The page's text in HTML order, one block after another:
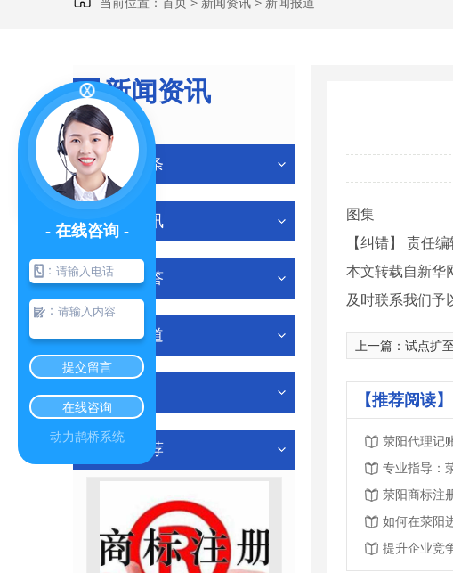
新闻资讯
NEWS
公司头条
行业资讯
有问必答
新闻报道
其他
热门推荐
图集
【纠错】 责任编
本文转载自新华
及时联系我们予
上一篇： 试点扩至
【推荐阅读
荥阳代理记
专业指导：
荥阳商标注
如何在荥阳
提升企业竞
- 在线咨询 -
：
：
提交留言
在线咨询
动力鹊桥系统